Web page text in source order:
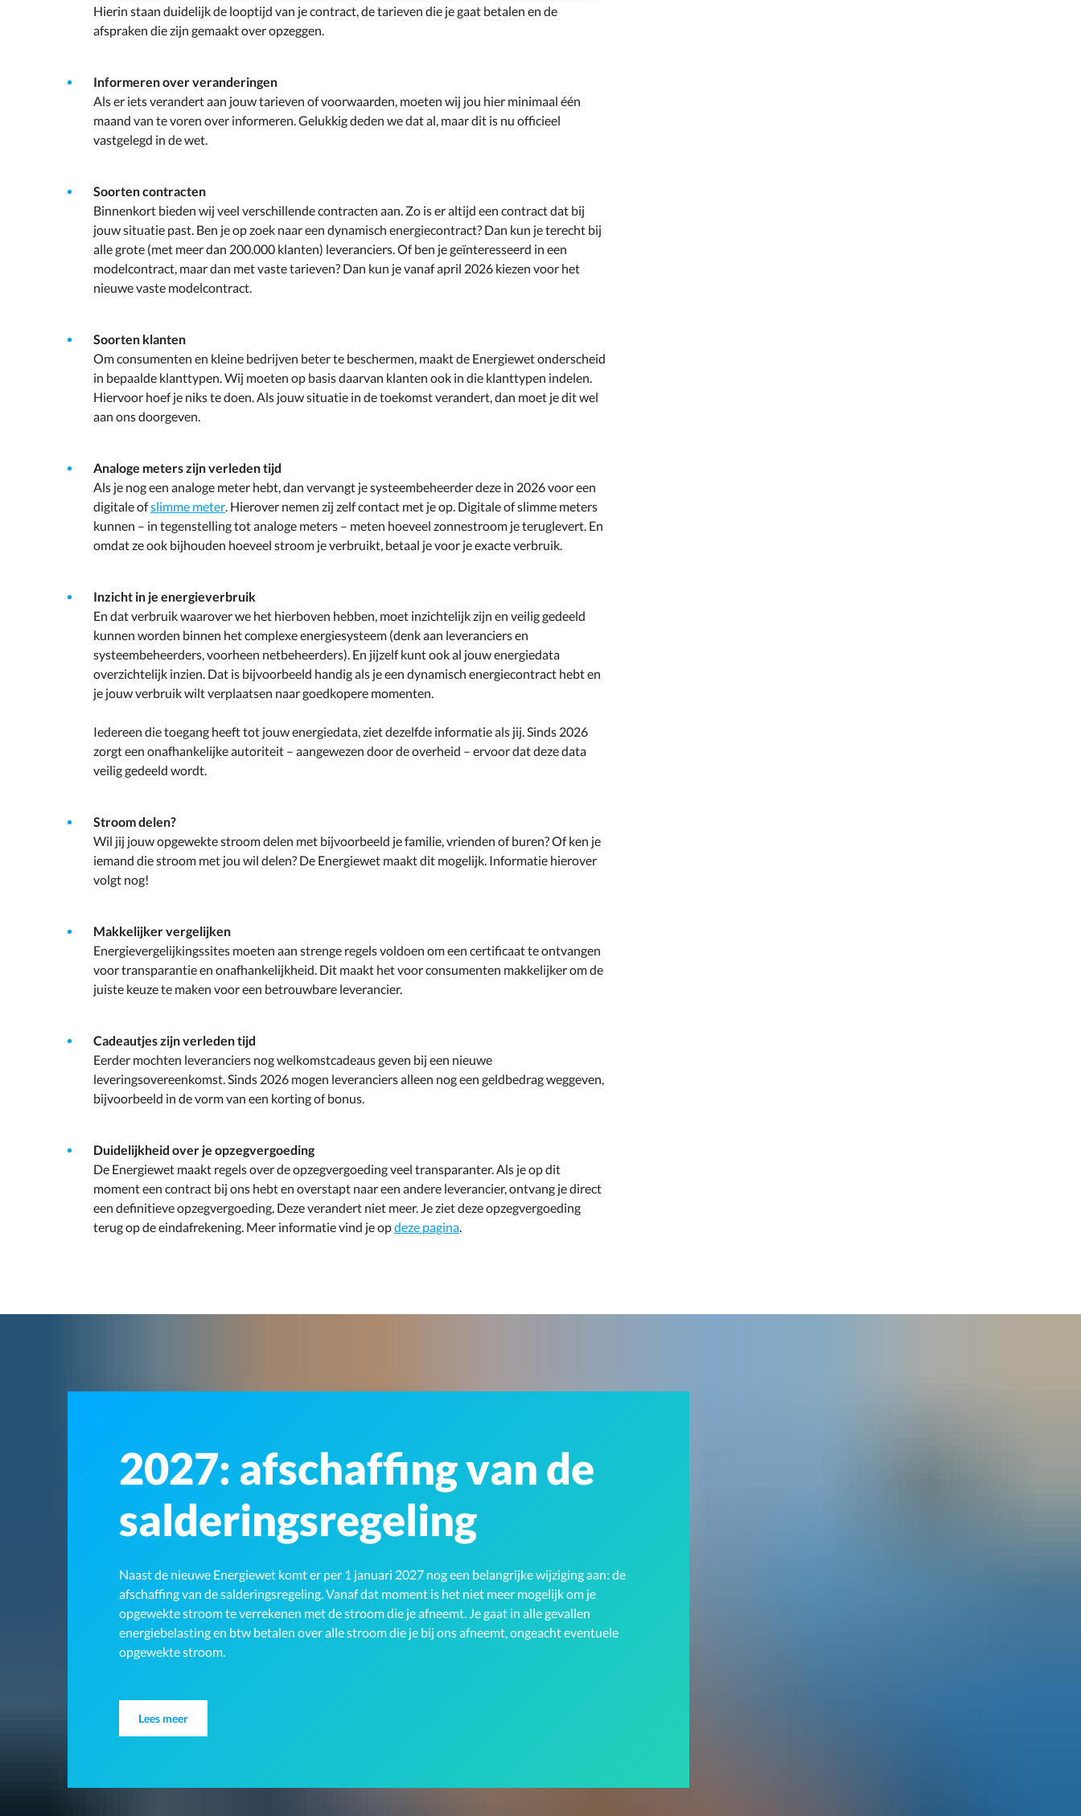
Hierin staan duidelijk de looptijd van je contract, de tarieven die je gaat betalen en de
afspraken die zijn gemaakt over opzeggen.
Informeren over veranderingen
Als er iets verandert aan jouw tarieven of voorwaarden, moeten wij jou hier minimaal één
maand van te voren over informeren. Gelukkig deden we dat al, maar dit is nu officieel
vastgelegd in de wet.
Soorten contracten
Binnenkort bieden wij veel verschillende contracten aan. Zo is er altijd een contract dat bij
jouw situatie past. Ben je op zoek naar een dynamisch energiecontract? Dan kun je terecht bij
alle grote (met meer dan 200.000 klanten) leveranciers. Of ben je geïnteresseerd in een
modelcontract, maar dan met vaste tarieven? Dan kun je vanaf april 2026 kiezen voor het
nieuwe vaste modelcontract.
Soorten klanten
Om consumenten en kleine bedrijven beter te beschermen, maakt de Energiewet onderscheid
in bepaalde klanttypen. Wij moeten op basis daarvan klanten ook in die klanttypen indelen.
Hiervoor hoef je niks te doen. Als jouw situatie in de toekomst verandert, dan moet je dit wel
aan ons doorgeven.
Analoge meters zijn verleden tijd
Als je nog een analoge meter hebt, dan vervangt je systeembeheerder deze in 2026 voor een
digitale ofslimme meter. Hierover nemen zij zelf contact met je op. Digitale of slimme meters
kunnen – in tegenstelling tot analoge meters – meten hoeveel zonnestroom je teruglevert. En
omdat ze ook bijhouden hoeveel stroom je verbruikt, betaal je voor je exacte verbruik.
Inzicht in je energieverbruik
En dat verbruik waarover we het hierboven hebben, moet inzichtelijk zijn en veilig gedeeld
kunnen worden binnen het complexe energiesysteem (denk aan leveranciers en
systeembeheerders, voorheen netbeheerders). En jijzelf kunt ook al jouw energiedata
overzichtelijk inzien. Dat is bijvoorbeeld handig als je een dynamisch energiecontract hebt en
je jouw verbruik wilt verplaatsen naar goedkopere momenten.
Iedereen die toegang heeft tot jouw energiedata, ziet dezelfde informatie als jij. Sinds 2026
zorgt een onafhankelijke autoriteit – aangewezen door de overheid – ervoor dat deze data
veilig gedeeld wordt.
Stroom delen?
Wil jij jouw opgewekte stroom delen met bijvoorbeeld je familie, vrienden of buren? Of ken je
iemand die stroom met jou wil delen? De Energiewet maakt dit mogelijk. Informatie hierover
volgt nog!
Makkelijker vergelijken
Energievergelijkingssites moeten aan strenge regels voldoen om een certificaat te ontvangen
voor transparantie en onafhankelijkheid. Dit maakt het voor consumenten makkelijker om de
juiste keuze te maken voor een betrouwbare leverancier.
Cadeautjes zijn verleden tijd
Eerder mochten leveranciers nog welkomstcadeaus geven bij een nieuwe
leveringsovereenkomst. Sinds 2026 mogen leveranciers alleen nog een geldbedrag weggeven,
bijvoorbeeld in de vorm van een korting of bonus.
Duidelijkheid over je opzegvergoeding
De Energiewet maakt regels over de opzegvergoeding veel transparanter. Als je op dit
moment een contract bij ons hebt en overstapt naar een andere leverancier, ontvang je direct
een definitieve opzegvergoeding. Deze verandert niet meer. Je ziet deze opzegvergoeding
terug op de eindafrekening. Meer informatie vind je opdeze pagina.
2027: afschaffing van de
salderingsregeling
Naast de nieuwe Energiewet komt er per 1 januari 2027 nog een belangrijke wijziging aan: de
afschaffing van de salderingsregeling. Vanaf dat moment is het niet meer mogelijk om je
opgewekte stroom te verrekenen met de stroom die je afneemt. Je gaat in alle gevallen
energiebelasting en btw betalen over alle stroom die je bij ons afneemt, ongeacht eventuele
opgewekte stroom.
Lees meer